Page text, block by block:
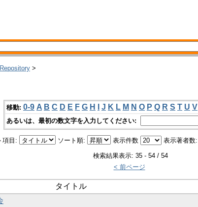
>
移動: 0-9 A B C D E F G H J K L M N O P Q R S T U V
あるいは、最初の数文字を入力してください:
項目: ソート順: 表示件数 表示著者数:
検索結果表示: 35 - 54 / 54
< 前ページ
タイトル